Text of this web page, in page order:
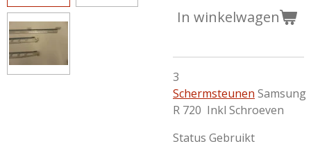
In winkelwagen
3
Schermsteunen Samsung
R 720 Inkl Schroeven
Status Gebruikt